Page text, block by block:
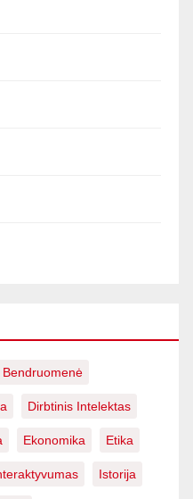
Bendruomenė
Dirbtinis Intelektas
Ekonomika Etika
Istorija